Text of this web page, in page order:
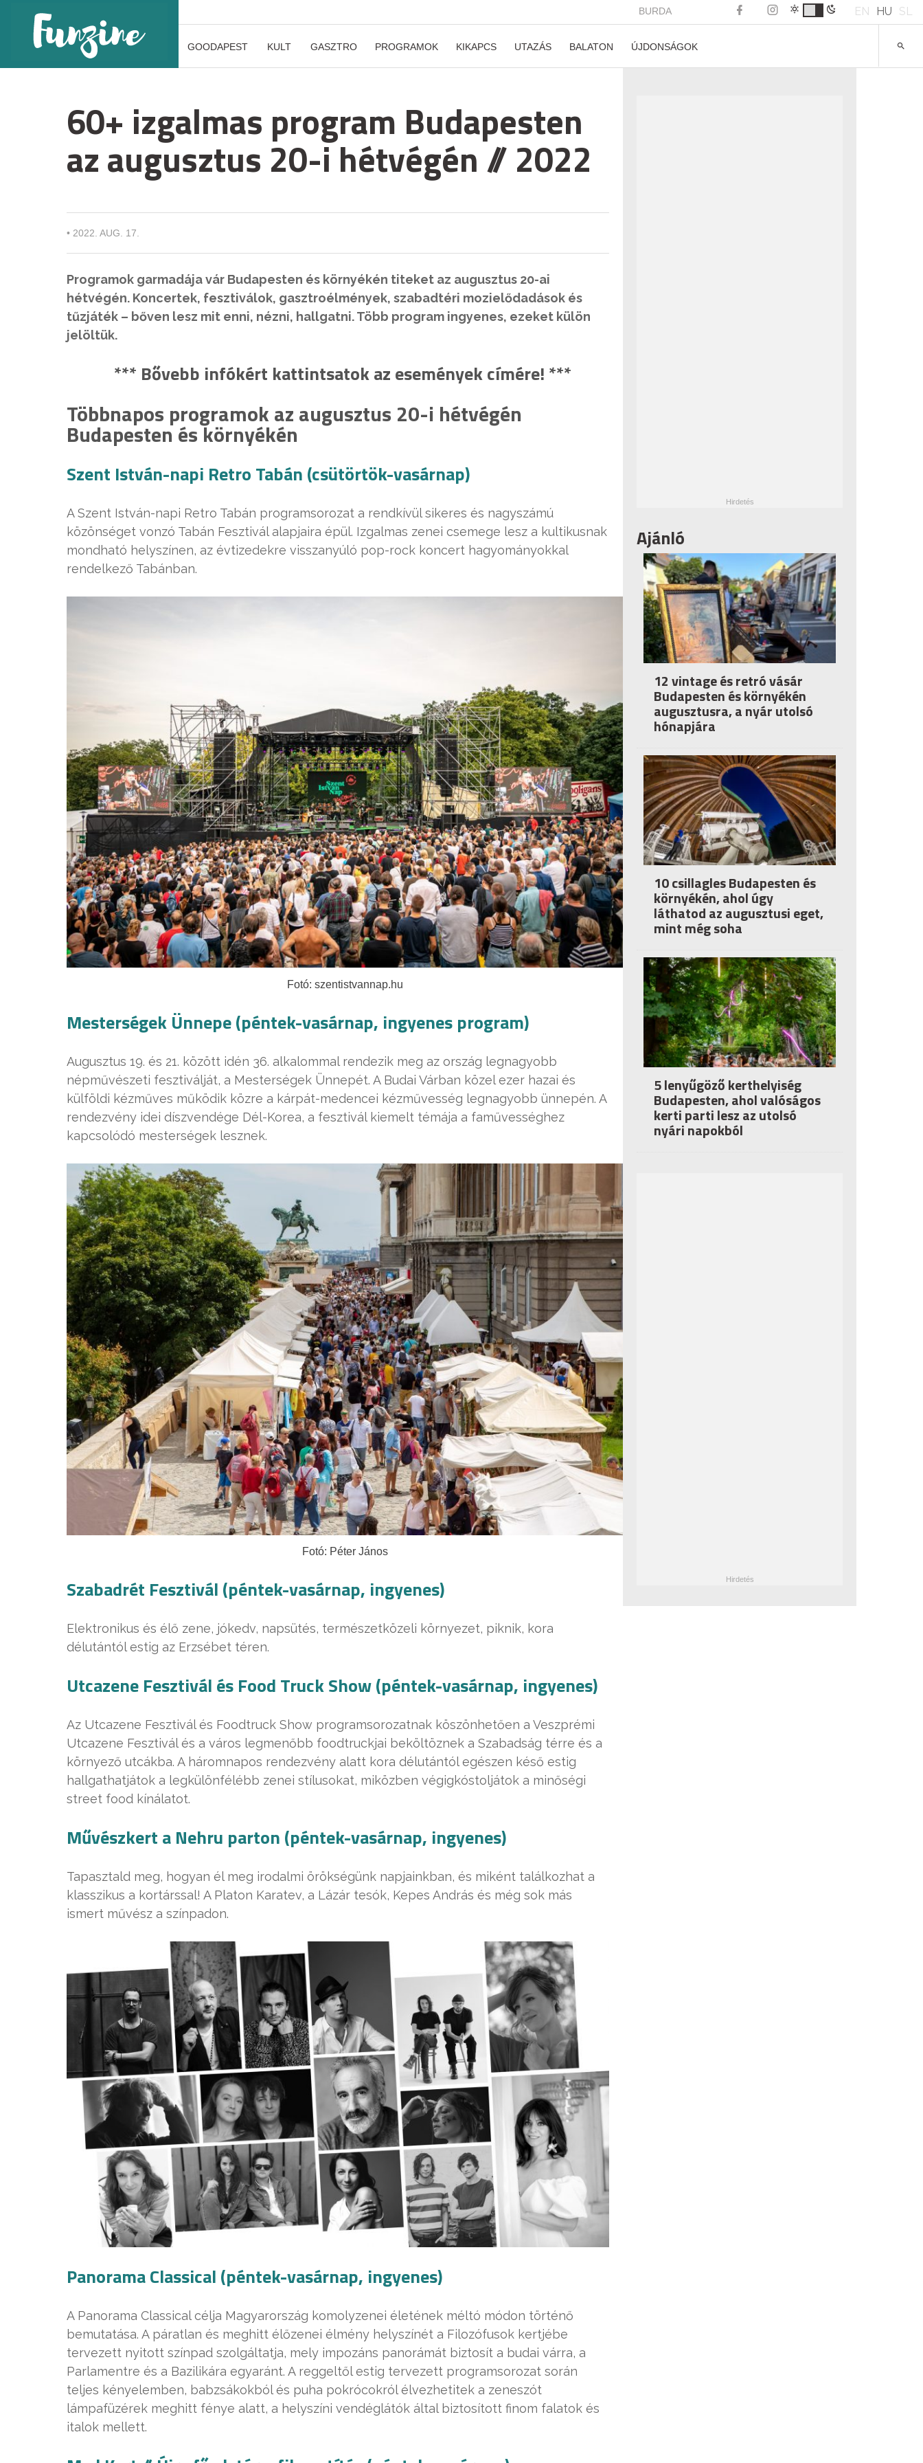
BURDA EN HU SL
GOODAPEST KULT GASZTRO PROGRAMOK KIKAPCS UTAZÁS BALATON ÚJDONSÁGOK
60+ izgalmas program Budapesten
az augusztus 20-i hétvégén // 2022
• 2022. AUG. 17.
Programok garmadája vár Budapesten és környékén titeket az augusztus 20-ai
hétvégén. Koncertek, fesztiválok, gasztroélmények, szabadtéri mozielődadások és
tűzjáték – bőven lesz mit enni, nézni, hallgatni. Több program ingyenes, ezeket külön
jelöltük.
*** Bővebb infókért kattintsatok az események címére! ***
Többnapos programok az augusztus 20-i hétvégén
Budapesten és környékén
Szent István-napi Retro Tabán (csütörtök-vasárnap)
A Szent István-napi Retro Tabán programsorozat a rendkívül sikeres és nagyszámú
közönséget vonzó Tabán Fesztivál alapjaira épül. Izgalmas zenei csemege lesz a kultikusnak
mondható helyszínen, az évtizedekre visszanyúló pop-rock koncert hagyományokkal
rendelkező Tabánban.
Fotó: szentistvannap.hu
Mesterségek Ünnepe (péntek-vasárnap, ingyenes program)
Augusztus 19. és 21. között idén 36. alkalommal rendezik meg az ország legnagyobb
népművészeti fesztiválját, a Mesterségek Ünnepét. A Budai Várban közel ezer hazai és
külföldi kézműves működik közre a kárpát-medencei kézművesség legnagyobb ünnepén. A
rendezvény idei díszvendége Dél-Korea, a fesztivál kiemelt témája a faművességhez
kapcsolódó mesterségek lesznek.
Fotó: Péter János
Szabadrét Fesztivál (péntek-vasárnap, ingyenes)
Elektronikus és élő zene, jókedv, napsütés, természetközeli környezet, piknik, kora
délutántól estig az Erzsébet téren.
Utcazene Fesztivál és Food Truck Show (péntek-vasárnap, ingyenes)
Az Utcazene Fesztivál és Foodtruck Show programsorozatnak köszönhetően a Veszprémi
Utcazene Fesztivál és a város legmenőbb foodtruckjai beköltöznek a Szabadság térre és a
környező utcákba. A háromnapos rendezvény alatt kora délutántól egészen késő estig
hallgathatjátok a legkülönfélébb zenei stílusokat, miközben végigkóstoljátok a minőségi
street food kínálatot.
Művészkert a Nehru parton (péntek-vasárnap, ingyenes)
Tapasztald meg, hogyan él meg irodalmi örökségünk napjainkban, és miként találkozhat a
klasszikus a kortárssal! A Platon Karatev, a Lázár tesók, Kepes András és még sok más
ismert művész a színpadon.
Panorama Classical (péntek-vasárnap, ingyenes)
A Panorama Classical célja Magyarország komolyzenei életének méltó módon történő
bemutatása. A páratlan és meghitt élőzenei élmény helyszínét a Filozófusok kertjébe
tervezett nyitott színpad szolgáltatja, mely impozáns panorámát biztosít a budai várra, a
Parlamentre és a Bazilikára egyaránt. A reggeltől estig tervezett programsorozat során
teljes kényelemben, babzsákokból és puha pokrócokról élvezhetitek a zeneszót
lámpafüzérek meghitt fénye alatt, a helyszíni vendéglátók által biztosított finom falatok és
italok mellett.
Ajánló
12 vintage és retró vásár
Budapesten és környékén
augusztusra, a nyár utolsó
hónapjára
10 csillagles Budapesten és
környékén, ahol úgy
láthatod az augusztusi eget,
mint még soha
5 lenyűgöző kerthelyiség
Budapesten, ahol valóságos
kerti parti lesz az utolsó
nyári napokból